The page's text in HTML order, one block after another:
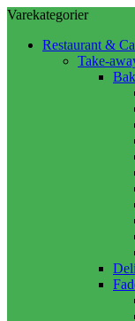
Varekategorier
Restaurant &
Take-